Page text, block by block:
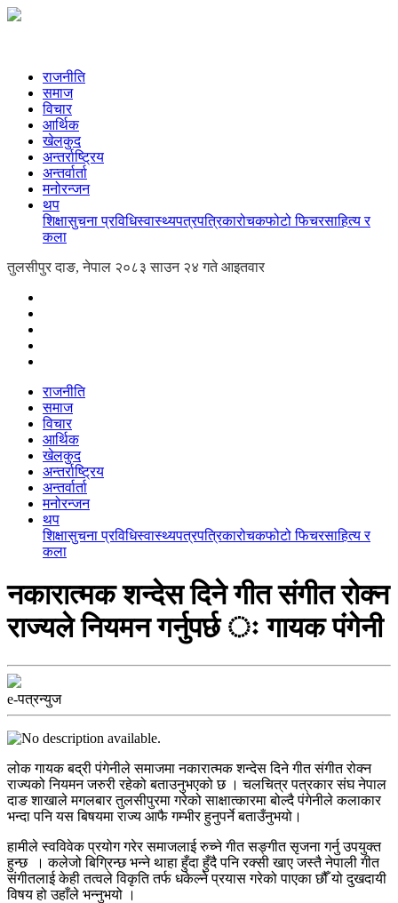
राजनीति
समाज
विचार
आर्थिक
खेलकुद
अन्तर्राष्ट्रिय
अन्तर्वार्ता
मनोरन्जन
थप
शिक्षासुचना प्रविधिस्वास्थ्यपत्रपत्रिकारोचकफोटो फिचरसाहित्य र
कला
तुलसीपुर दाङ, नेपाल २०८३ साउन २४ गते आइतवार
राजनीति
समाज
विचार
आर्थिक
खेलकुद
अन्तर्राष्ट्रिय
अन्तर्वार्ता
मनोरन्जन
थप
शिक्षासुचना प्रविधिस्वास्थ्यपत्रपत्रिकारोचकफोटो फिचरसाहित्य र
कला
नकारात्मक शन्देस दिने गीत संगीत रोक्न
राज्यले नियमन गर्नुपर्छ ः गायक पंगेनी
e-पत्रन्युज
लोक गायक बद्री पंगेनीले समाजमा नकारात्मक शन्देस दिने गीत संगीत रोक्न
राज्यको नियमन जरुरी रहेको बताउनुभएको छ । चलचित्र पत्रकार संघ नेपाल
दाङ शाखाले मगलबार तुलसीपुरमा गरेको साक्षात्कारमा बोल्दै पंगेनीले कलाकार
भन्दा पनि यस बिषयमा राज्य आफै गम्भीर हुनुपर्ने बताउँनुभयो।
हामीले स्वविवेक प्रयोग गरेर समाजलाई रुच्ने गीत सङ्गीत सृजना गर्नु उपयुक्त
हुन्छ । कलेजो बिग्रिन्छ भन्ने थाहा हुँदा हुँदै पनि रक्सी खाए जस्तै नेपाली गीत
संगीतलाई केही तत्वले विकृति तर्फ धकेल्ने प्रयास गरेको पाएका छौँ यो दुखदायी
विषय हो उहाँले भन्नुभयो ।